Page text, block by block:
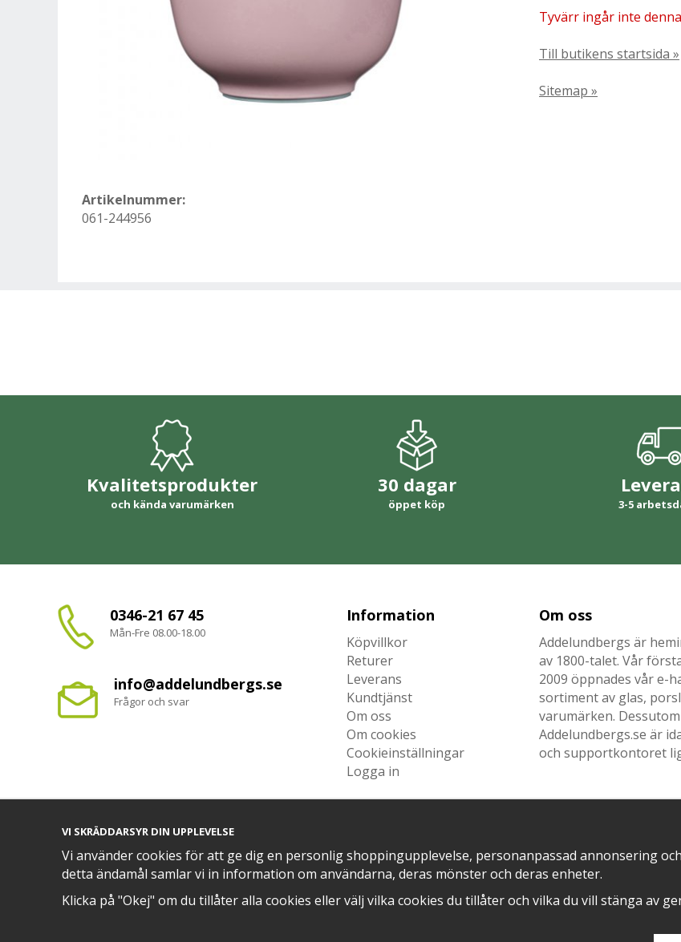
Tyvärr ingår inte
Till butikens startsida »
Sitemap »
Artikelnummer:
061-244956
Kvalitetsprodukter
och kända varumärken
30 dagar
öppet köp 3-5
0346-21 67 45
Mån-Fre 08.00-18.00
info@addelundbergs.se
Frågor och svar
Information
Köpvillkor
Returer
Leverans
Kundtjänst
Om oss
Om cookies
Cookieinställningar
Logga in
Om oss
Addelundbergs är
av 1800-talet. Vår
2009 öppnades vår e-
sortiment av glas,
varumärken.
Addelundbergs.se är
och supportkontoret
TRYGG BETALNING MED​ SNABB LEVERANS MED EN DEL AV
VI SKRÄDDARSYR DIN UPPLEVELSE
Vi använder cookies för att ge dig en personlig shoppingupplevelse, personanpassad annonsering
detta ändamål samlar vi in information om användarna, deras mönster och deras enheter.
Klicka på "Okej" om du tillåter alla cookies eller välj vilka cookies du tillåter och vilka du vill stänga av